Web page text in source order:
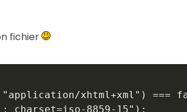
fichier
xhtml+xml") ===